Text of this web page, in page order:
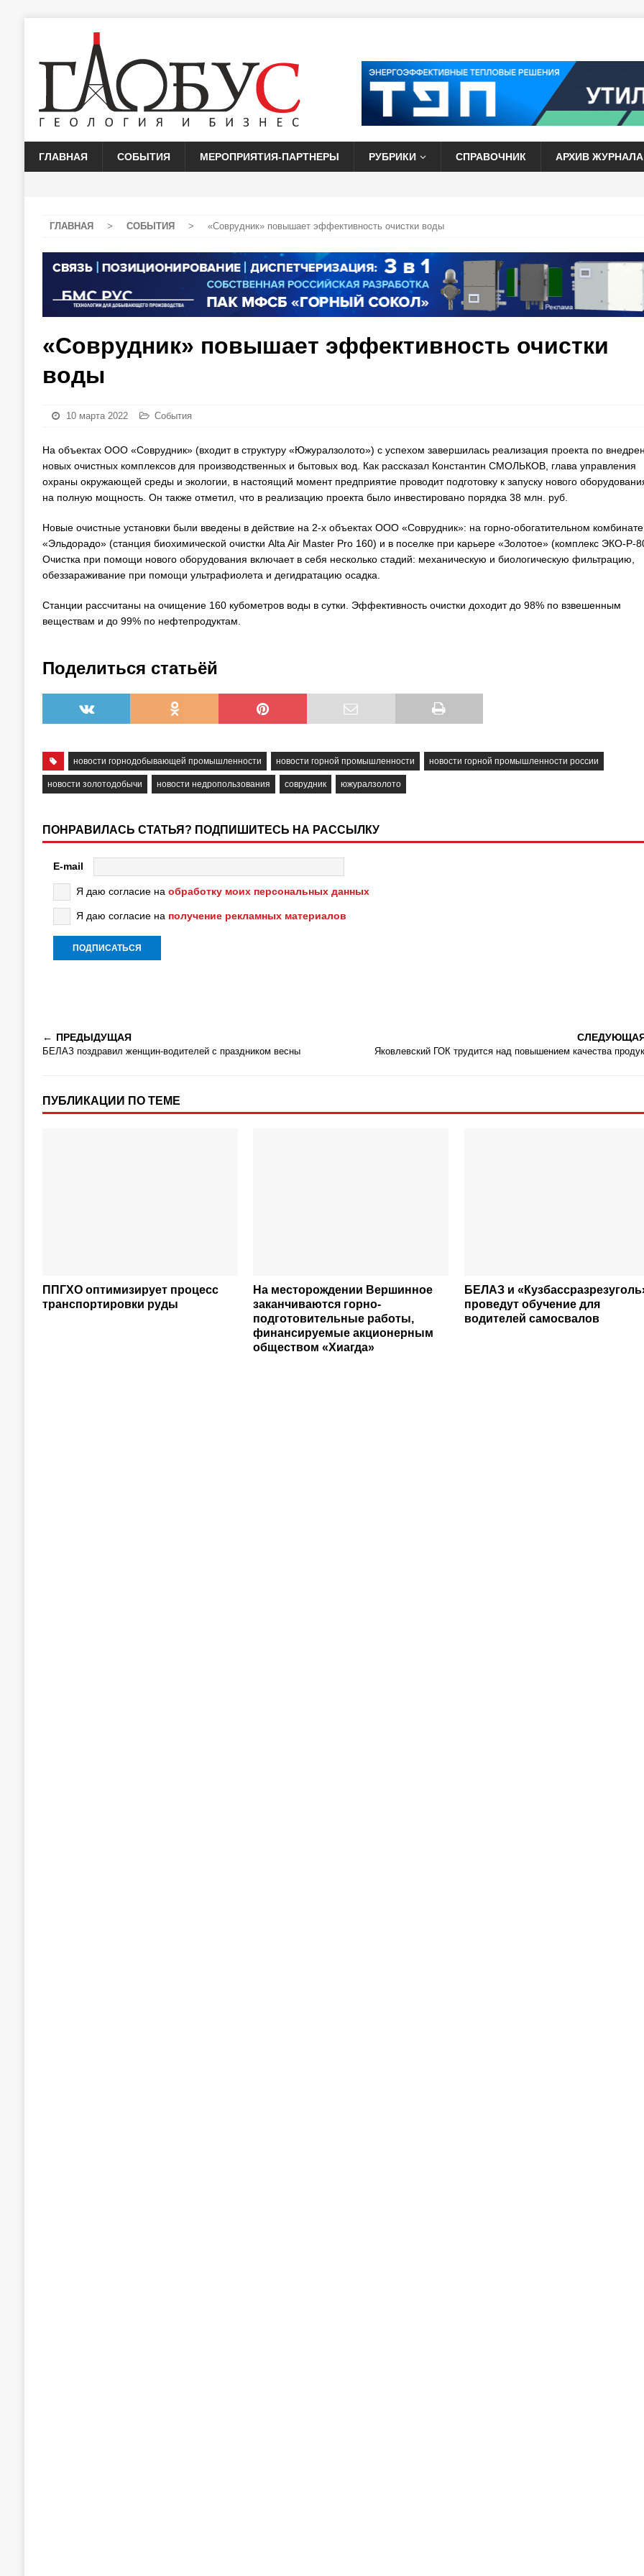
ГЛАВНАЯ СОБЫТИЯ МЕРОПРИЯТИЯ-ПАРТНЕРЫ РУБРИКИ СПРАВОЧНИК АРХИВ ЖУРНАЛА
ГЛАВНАЯ > СОБЫТИЯ > «Соврудник» повышает эффективность очистки воды
«Соврудник» повышает эффективность очистки
воды
10 марта 2022 События
На объектах ООО «Соврудник» (входит в структуру «Южуралзолото») с успехом завершилась реализация проекта по
новых очистных комплексов для производственных и бытовых вод. Как рассказал Константин СМОЛЬКОВ, глава управления
охраны окружающей среды и экологии, в настоящий момент предприятие проводит подготовку к запуску нового
на полную мощность. Он также отметил, что в реализацию проекта было инвестировано порядка 38 млн. руб.
Новые очистные установки были введены в действие на 2-х объектах ООО «Соврудник»: на горно-обогатительном комбинате
«Эльдорадо» (станция биохимической очистки Alta Air Master Pro 160) и в поселке при карьере «Золотое» (комплекс ЭКО-Р-
Очистка при помощи нового оборудования включает в себя несколько стадий: механическую и биологическую фильтрацию,
обеззараживание при помощи ультрафиолета и дегидратацию осадка.
Станции рассчитаны на очищение 160 кубометров воды в сутки. Эффективность очистки доходит до 98% по взвешенным
веществам и до 99% по нефтепродуктам.
Поделиться статьёй
новости горнодобывающей промышленности новости горной промышленности новости горной промышленности россии
новости золотодобычи новости недропользования соврудник южуралзолото
ПОНРАВИЛАСЬ СТАТЬЯ? ПОДПИШИТЕСЬ НА РАССЫЛКУ
E-mail
Я даю согласие на обработку моих персональных данных
Я даю согласие на получение рекламных материалов
ПРЕДЫДУЩАЯ
БЕЛАЗ поздравил женщин-водителей с праздником весны Яковлевский ГОК трудится над повышением качества
ПУБЛИКАЦИИ ПО ТЕМЕ
ППГХО оптимизирует процесс
транспортировки руды
На месторождении Вершинное
заканчиваются горно-
подготовительные работы,
финансируемые акционерным
обществом «Хиагда»
БЕЛАЗ и
проведут обучение для
водителей самосвалов